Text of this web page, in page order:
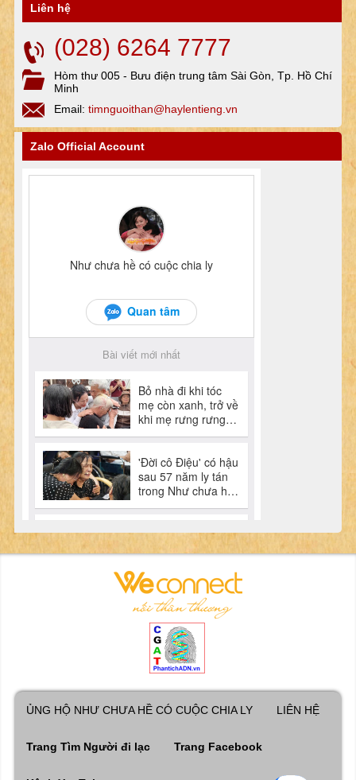
Liên hệ
(028) 6264 7777
Hòm thư 005 - Bưu điện trung tâm Sài Gòn, Tp. Hồ Chí
Minh
Email: timnguoithan@haylentieng.vn
Zalo Official Account
ỦNG HỘ NHƯ CHƯA HỀ CÓ CUỘC CHIA LY LIÊN HỆ
Trang Tìm Người đi lạc Trang Facebook